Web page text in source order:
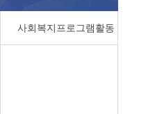
사회복지프로그램활동